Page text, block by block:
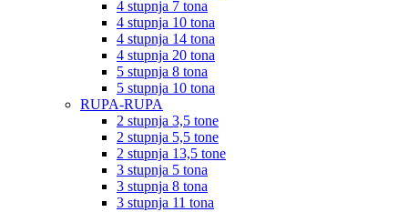
4 stupnja 7 tona
4 stupnja 10 tona
4 stupnja 14 tona
4 stupnja 20 tona
5 stupnja 8 tona
5 stupnja 10 tona
RUPA-RUPA
2 stupnja 3,5 tone
2 stupnja 5,5 tone
2 stupnja 13,5 tone
3 stupnja 5 tona
3 stupnja 8 tona
3 stupnja 11 tona